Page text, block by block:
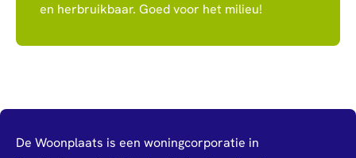
en herbruikbaar. Goed voor het milieu!
De Woonplaats is een woningcorporatie in